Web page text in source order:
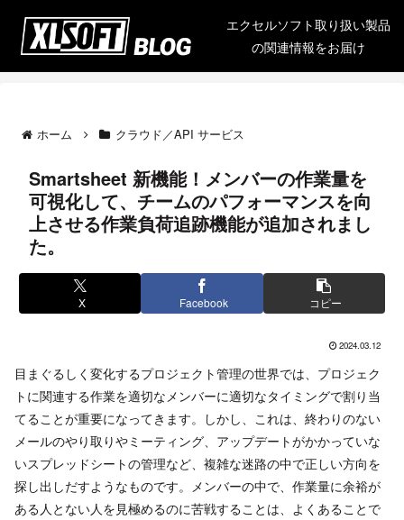
エクセルソフト取り扱い製品
の関連情報をお届け
ホーム クラウド／API サービス
Smartsheet 新機能！メンバーの作業量を
可視化して、チームのパフォーマンスを向
上させる作業負荷追跡機能が追加されまし
た。
X Facebook コピー
2024.03.12
目まぐるしく変化するプロジェクト管理の世界では、プロジェク
トに関連する作業を適切なメンバーに適切なタイミングで割り当
てることが重要になってきます。しかし、これは、終わりのない
メールのやり取りやミーティング、アップデートがかかっていな
いスプレッドシートの管理など、複雑な迷路の中で正しい方向を
探し出しだすようなものです。メンバーの中で、作業量に余裕が
ある人とない人を見極めるのに苦戦することは、よくあることで